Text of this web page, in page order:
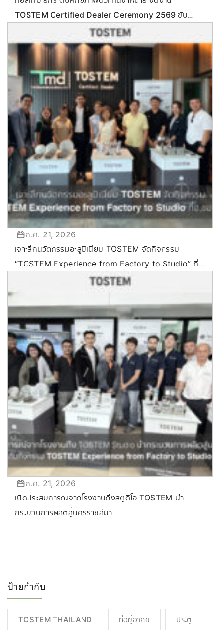
TOSTEM Certified Dealer Ceremony 2569 ขับ
เคลื่อนกลยุทธ์ลุยตลาด Commercial & Renovation
ก.ค. 21, 2026
เจาะลึกนวัตกรรมอะลูมิเนียม TOSTEM จัดกิจกรรม
“TOSTEM Experience from Factory to Studio” ที่
ก.ค. 21, 2026
เปิดประสบการณ์จากโรงงานถึงสตูดิโอ TOSTEM นำ
กระบวนการผลิตสู่นครราชสีมา
ป้ายกำกับ
TOSTEM THAILAND ที่อยู่อาศัย ประตู